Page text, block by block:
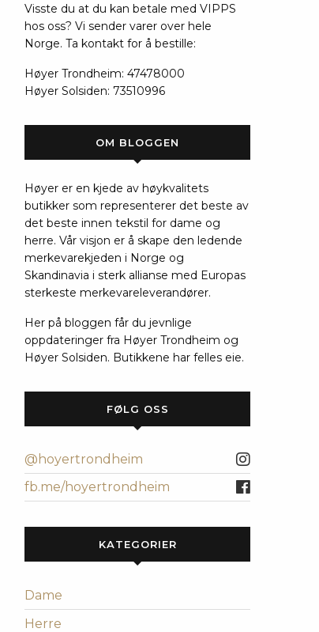
Visste du at du kan betale med VIPPS
hos oss? Vi sender varer over hele
Norge. Ta kontakt for å bestille:
Høyer Trondheim: 47478000
Høyer Solsiden: 73510996
OM BLOGGEN
Høyer er en kjede av høykvalitets
butikker som representerer det beste av
det beste innen tekstil for dame og
herre. Vår visjon er å skape den ledende
merkevarekjeden i Norge og
Skandinavia i sterk allianse med Europas
sterkeste merkevareleverandører.
Her på bloggen får du jevnlige
oppdateringer fra Høyer Trondheim og
Høyer Solsiden. Butikkene har felles eie.
FØLG OSS
@hoyertrondheim
fb.me/hoyertrondheim
KATEGORIER
Dame
Herre